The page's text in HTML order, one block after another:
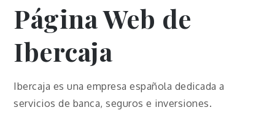
Página Web de
Ibercaja
Ibercaja es una empresa española dedicada a
servicios de banca, seguros e inversiones.